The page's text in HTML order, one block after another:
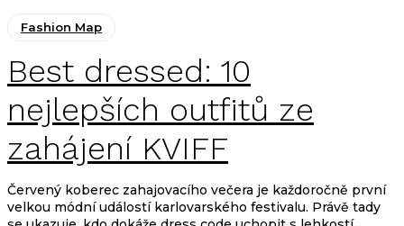
Fashion Map
Best dressed: 10
nejlepších outfitů ze
zahájení KVIFF
Červený koberec zahajovacího večera je každoročně první
velkou módní událostí karlovarského festivalu. Právě tady